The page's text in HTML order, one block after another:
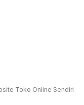
Toko Online Sendiri